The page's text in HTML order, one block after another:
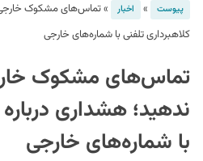
پیوست » اخبار »تماس‌های مشکوک خارجی
کلاهبرداری تلفنی با شماره‌های خارجی
تماس‌های مشکوک
ندهید؛ هشداری درباره
با شماره‌های خارجی